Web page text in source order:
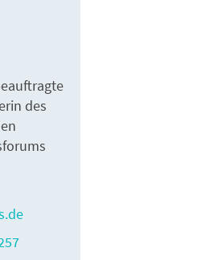
Geschichte der Bundesrepublik
betonte.
des